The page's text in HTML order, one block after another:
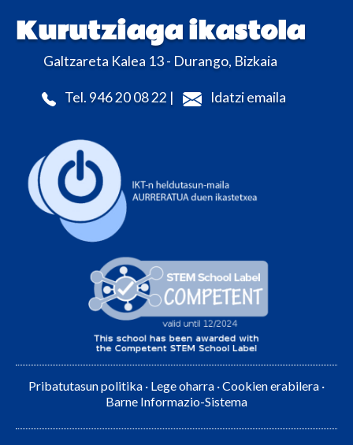
Kurutziaga ikastola
Galtzareta Kalea 13 - Durango, Bizkaia
Tel. 946 20 08 22 | Idatzi emaila
Pribatutasun politika · Lege oharra ·Cookien erabilera ·
Barne Informazio-Sistema